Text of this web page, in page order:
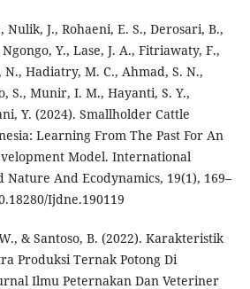
J., Rohaeni, E. S., Derosari, B.,
Y., Lase, J. A., Fitriawaty, F.,
Hadiatry, M. C., Ahmad, S. N.,
S., Munir, I. M., Hayanti, S. Y.,
Y. (2024). Smallholder Cattle
Learning From The Past For An
Model. International
Nature And Ecodynamics, 19(1), 169–
Ijdne.190119
& Santoso, B. (2022). Karakteristik
Produksi Ternak Potong Di
Ilmu Peternakan Dan Veteriner